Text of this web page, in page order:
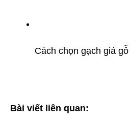
Cách chọn gạch giả gỗ
Bài viết liên quan: